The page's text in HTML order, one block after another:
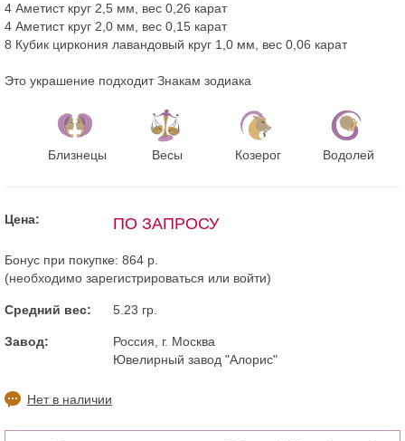
4 Аметист круг 2,5 мм, вес 0,26 карат
4 Аметист круг 2,0 мм, вес 0,15 карат
8 Кубик циркония лавандовый круг 1,0 мм, вес 0,06 карат
Это украшение подходит Знакам зодиака
Близнецы Весы Козерог Водолей
Цена: ПО ЗАПРОСУ
Бонус при покупке: 864 р.
(необходимо зарегистрироваться или войти)
Средний вес: 5.23 гр.
Завод:
Россия, г. Москва
Ювелирный завод "Алорис"
Нет в наличии